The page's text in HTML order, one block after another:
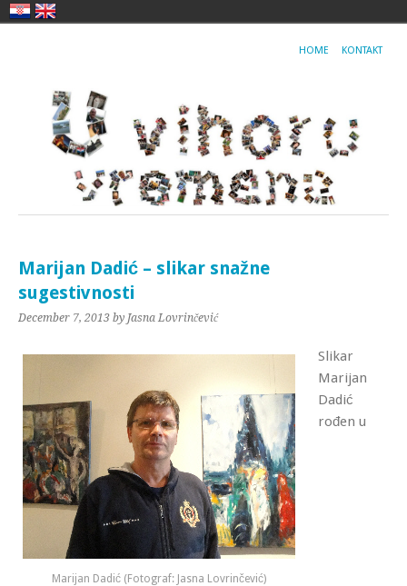
HOME KONTAKT
Marijan Dadić – slikar snažne
sugestivnosti
December 7, 2013 by Jasna Lovrinčević
Marijan Dadić (Fotograf: Jasna Lovrinčević)
Slikar
Marijan
Dadić
rođen u